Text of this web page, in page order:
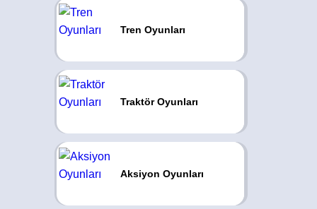
Tren Oyunları
Traktör Oyunları
Aksiyon Oyunları